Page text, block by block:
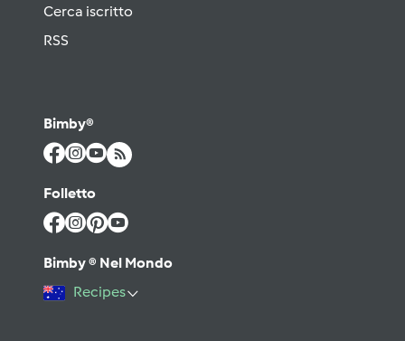
Cerca iscritto
RSS
Bimby®
Folletto
Bimby ® Nel Mondo
Recipes